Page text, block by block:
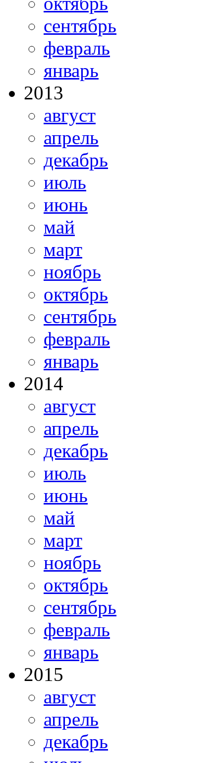
сентябрь
февраль
январь
2013
август
апрель
декабрь
июль
июнь
май
март
ноябрь
октябрь
сентябрь
февраль
январь
2014
август
апрель
декабрь
июль
июнь
май
март
ноябрь
октябрь
сентябрь
февраль
январь
2015
август
апрель
декабрь